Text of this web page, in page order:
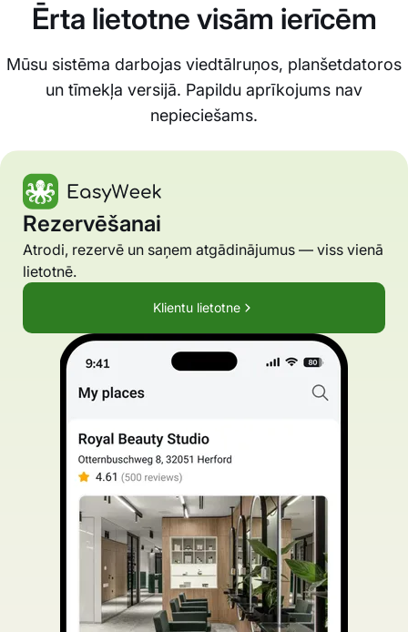
Ērta lietotne visām ierīcēm
Mūsu sistēma darbojas viedtālruņos, planšetdatoros
un tīmekļa versijā. Papildu aprīkojums nav
nepieciešams.
Rezervēšanai
Atrodi, rezervē un saņem atgādinājumus — viss vienā
lietotnē.
Klientu lietotne